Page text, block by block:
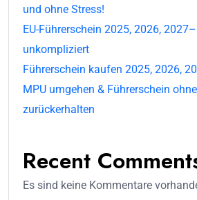
und ohne Stress!
EU-Führerschein 2025, 2026,
unkompliziert
Führerschein kaufen 2025, 2026,
MPU umgehen & Führerschein
zurückerhalten
Recent
Es sind keine Kommentare